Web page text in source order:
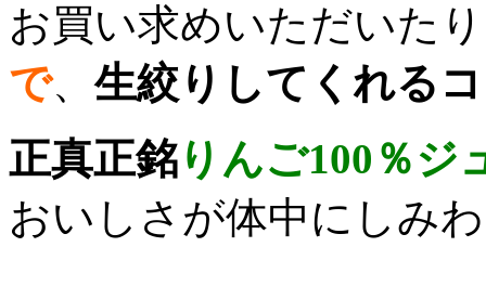
お買い求めいただいた
で、生絞りしてくれる
正真正銘りんご100％ジ
おいしさが体中にしみ